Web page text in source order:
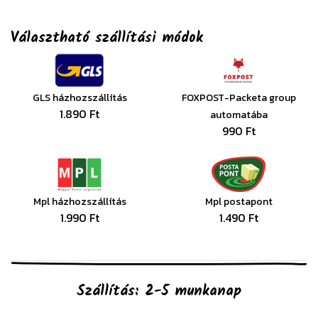
Választható szállítási módok
GLS házhozszállítás
1.890 Ft
FOXPOST-Packeta group
automatába
990 Ft
Mpl házhozszállítás
1.990 Ft
Mpl postapont
1.490 Ft
Szállítás: 2-5 munkanap